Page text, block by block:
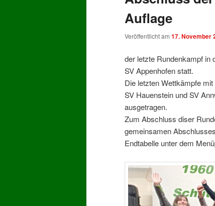
Auflage
Veröffentlicht am 17. November
der letzte Rundenkampf in
SV Appenhofen statt.
Die letzten Wettkämpfe
SV Hauenstein und SV
ausgetragen.
Zum Abschluss diser
gemeinsamen
Endtabelle unter dem